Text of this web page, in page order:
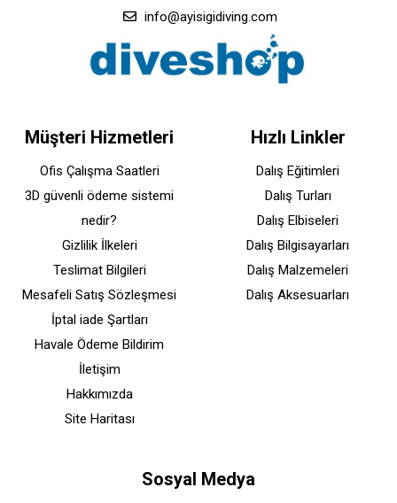
info@ayisigidiving.com
Müşteri Hizmetleri
Ofis Çalışma Saatleri
3D güvenli ödeme sistemi
nedir?
Gizlilik İlkeleri
Teslimat Bilgileri
Mesafeli Satış Sözleşmesi
İptal iade Şartları
Havale Ödeme Bildirim
İletişim
Hakkımızda
Site Haritası
Hızlı Linkler
Dalış Eğitimleri
Dalış Turları
Dalış Elbiseleri
Dalış Bilgisayarları
Dalış Malzemeleri
Dalış Aksesuarları
Sosyal Medya